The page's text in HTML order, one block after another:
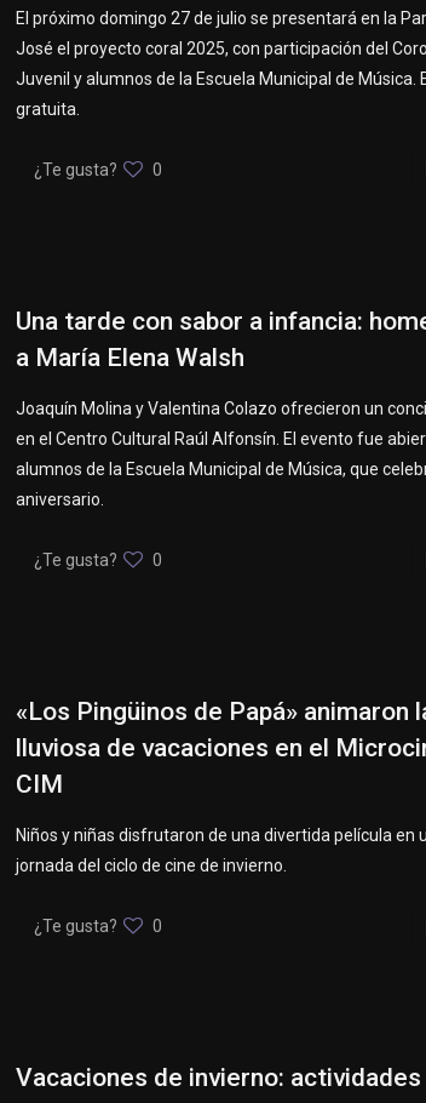
El próximo domingo 27 de julio se presentará en la
José el proyecto coral 2025, con participación del
Juvenil y alumnos de la Escuela Municipal de Música.
gratuita.
¿Te gusta? 0
Una tarde con sabor a infancia:
a María Elena Walsh
Joaquín Molina y Valentina Colazo ofrecieron un
en el Centro Cultural Raúl Alfonsín. El evento fue
alumnos de la Escuela Municipal de Música, que
aniversario.
¿Te gusta? 0
«Los Pingüinos de Papá» animaron
lluviosa de vacaciones en el
CIM
Niños y niñas disfrutaron de una divertida película en
jornada del ciclo de cine de invierno.
¿Te gusta? 0
Vacaciones de invierno: